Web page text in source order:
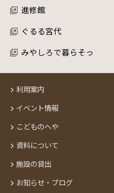
進修館
ぐるる宮代
みやしろで暮らそっ
利用案内
イベント情報
こどものへや
資料について
施設の貸出
お知らせ・ブログ